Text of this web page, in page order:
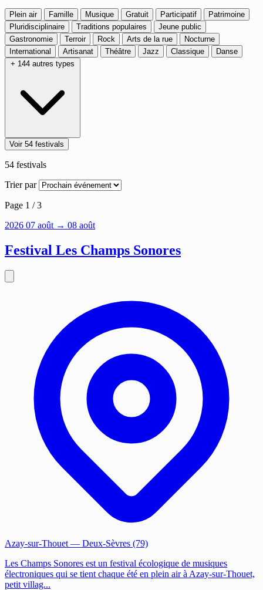
Plein air Famille Musique Gratuit Participatif
Patrimoine
Pluridisciplinaire
Traditions populaires
Jeune public
Gastronomie
Terroir Rock Arts de la rue
Nocturne
International
Artisanat Théâtre Jazz Classique
Danse
+ 144 autres types
Voir 54 festivals
54 festivals
Trier par
Page 1 / 3
2026 07 août → 08 août
Festival Les Champs Sonores
Azay-sur-Thouet — Deux-Sèvres (79)
Les Champs Sonores est un festival écologique de musiques
électroniques qui se tient chaque été en plein air à Azay-sur-Thouet,
petit villag...